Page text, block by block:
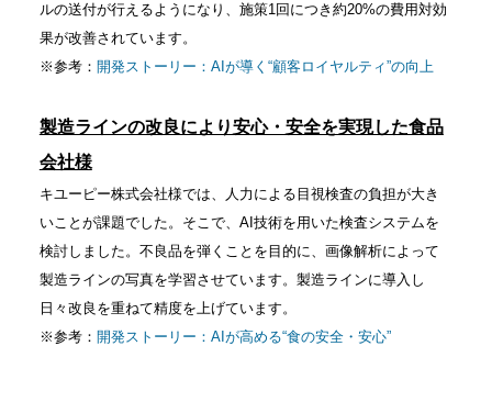
ルの送付が行えるようになり、施策1回につき約20%の費用対効
果が改善されています。
※参考： 開発ストーリー：AIが導く“顧客ロイヤルティ”の向上
製造ラインの改良により安心・安全を実現した食品
会社様
キユーピー株式会社様では、人力による目視検査の負担が大き
いことが課題でした。そこで、AI技術を用いた検査システムを
検討しました。不良品を弾くことを目的に、画像解析によって
製造ラインの写真を学習させています。製造ラインに導入し
日々改良を重ねて精度を上げています。
※参考： 開発ストーリー：AIが高める“食の安全・安心”